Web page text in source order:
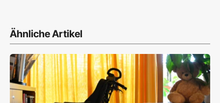
Ähnliche Artikel